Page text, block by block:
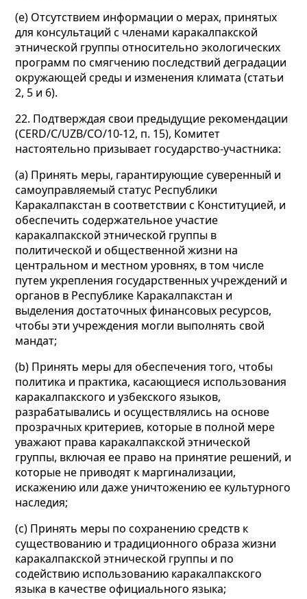
(e) Отсутствием информации о мерах, принятых
для консультаций с членами каракалпакской
этнической группы относительно экологических
программ по смягчению последствий деградации
окружающей среды и изменения климата (статьи
2, 5 и 6).
22. Подтверждая свои предыдущие рекомендации
(CERD/C/UZB/CO/10-12, п. 15), Комитет
настоятельно призывает государство-участника:
(a) Принять меры, гарантирующие суверенный и
самоуправляемый статус Республики
Каракалпакстан в соответствии с Конституцией, и
обеспечить содержательное участие
каракалпакской этнической группы в
политической и общественной жизни на
центральном и местном уровнях, в том числе
путем укрепления государственных учреждений и
органов в Республике Каракалпакстан и
выделения достаточных финансовых ресурсов,
чтобы эти учреждения могли выполнять свой
мандат;
(b) Принять меры для обеспечения того, чтобы
политика и практика, касающиеся использования
каракалпакского и узбекского языков,
разрабатывались и осуществлялись на основе
прозрачных критериев, которые в полной мере
уважают права каракалпакской этнической
группы, включая ее право на принятие решений, и
которые не приводят к маргинализации,
искажению или даже уничтожению ее культурного
наследия;
(c) Принять меры по сохранению средств к
существованию и традиционного образа жизни
каракалпакской этнической группы и по
содействию использованию каракалпакского
языка в качестве официального языка;